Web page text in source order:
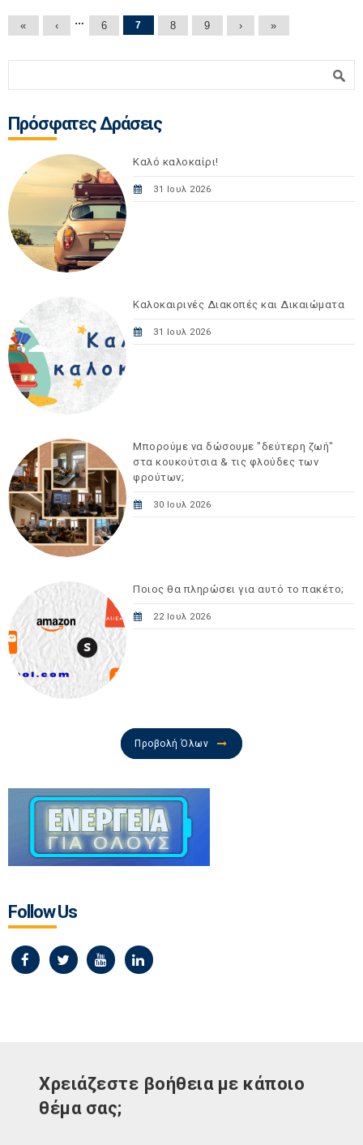
Σελίδες
« ‹ … 6 7 8 9 › »
Πρόσφατες Δράσεις
Καλό καλοκαίρι!
31 Ιουλ 2026
Καλοκαιρινές Διακοπές και Δικαιώματα
31 Ιουλ 2026
Μπορούμε να δώσουμε "δεύτερη ζωή"
στα κουκούτσια & τις φλούδες των
φρούτων;
30 Ιουλ 2026
Ποιος θα πληρώσει για αυτό το πακέτο;
22 Ιουλ 2026
Προβολή Όλων
Follow Us
Χρειάζεστε βοήθεια με κάποιο
θέμα σας;